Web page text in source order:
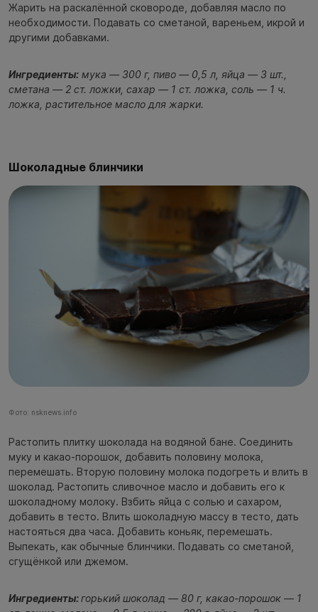
Жарить на раскалённой сковороде, добавляя масло по
необходимости. Подавать со сметаной, вареньем, икрой и
другими добавками.
Ингредиенты: мука — 300 г, пиво — 0,5 л, яйца — 3 шт.,
сметана — 2 ст. ложки, сахар — 1 ст. ложка, соль — 1 ч.
ложка, растительное масло для жарки.
Шоколадные блинчики
Фото: nsknews.info
Растопить плитку шоколада на водяной бане. Соединить
муку и какао-порошок, добавить половину молока,
перемешать. Вторую половину молока подогреть и влить в
шоколад. Растопить сливочное масло и добавить его к
шоколадному молоку. Взбить яйца с солью и сахаром,
добавить в тесто. Влить шоколадную массу в тесто, дать
настояться два часа. Добавить коньяк, перемешать.
Выпекать, как обычные блинчики. Подавать со сметаной,
сгущёнкой или джемом.
Ингредиенты:горький шоколад — 80 г, какао-порошок — 1